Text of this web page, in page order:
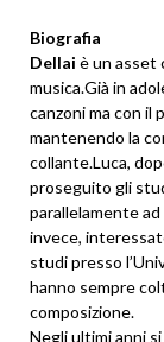
Biografia
Dellai è un asset
musica.Già in
canzoni ma con il
mantenendo la
collante.Luca,
proseguito gli
parallelamente
invece,
studi presso
hanno sempre
composizione.
Negli ultimi anni